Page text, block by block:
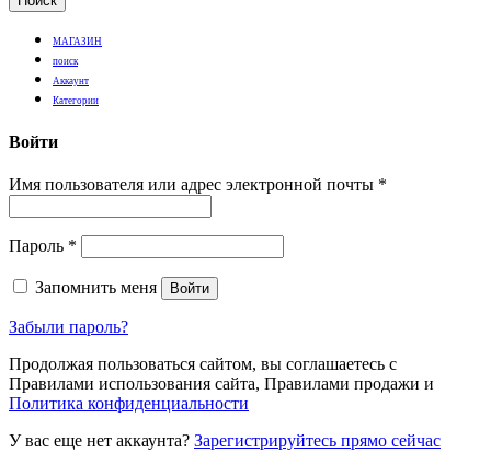
МАГАЗИН
поиск
Аккаунт
Категории
Войти
Имя пользователя или адрес электронной почты *
Пароль *
Запомнить меня Войти
Забыли пароль?
Продолжая пользоваться сайтом, вы соглашаетесь с
Правилами использования сайта, Правилами продажи и
Политика конфиденциальности
У вас еще нет аккаунта? Зарегистрируйтесь прямо сейчас